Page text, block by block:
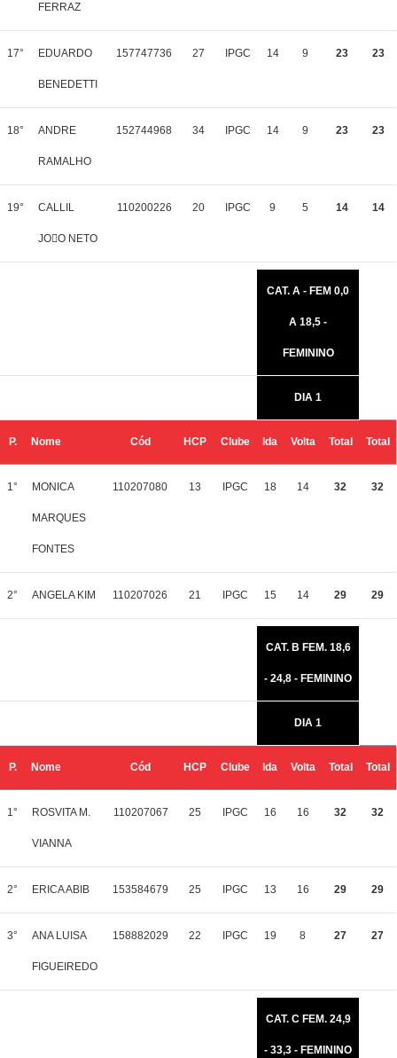
FERRAZ
17° EDUARDO
BENEDETTI
157747736 27 IPGC 14 9 23 23
18° ANDRE
RAMALHO
152744968 34 IPGC 14 9 23 23
19° CALLIL
JOO NETO
110200226 20 IPGC 9 5 14 14
CAT. A - FEM 0,0
A 18,5 -
FEMININO
DIA 1
P. Nome Cód HCP Clube Ida Volta Total Total
1° MONICA
MARQUES
FONTES
110207080 13 IPGC 18 14 32 32
2° ANGELA KIM 110207026 21 IPGC 15 14 29 29
CAT. B FEM. 18,6
- 24,8 - FEMININO
DIA 1
P. Nome Cód HCP Clube Ida Volta Total Total
1° ROSVITA M.
VIANNA
110207067 25 IPGC 16 16 32 32
2° ERICA ABIB 153584679 25 IPGC 13 16 29 29
3° ANA LUISA
FIGUEIREDO
158882029 22 IPGC 19 8 27 27
CAT. C FEM. 24,9
- 33,3 - FEMININO